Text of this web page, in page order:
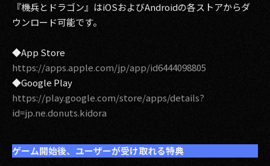
2019
2017
『機兵とドラゴン』はiOSおよびAndroidの各ストアからダ
ウンロード可能です。
◆App Store
https://apps.apple.com/jp/app/id6444098805
◆Google Play
https://play.google.com/store/apps/details?
id=jp.ne.donuts.kidora
ゲーム開始後、ユーザーが受け取れる特典